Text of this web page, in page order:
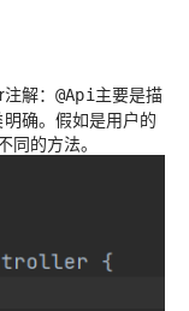
解：@Api 主要是描
确。假如是用户的
的方法。